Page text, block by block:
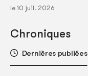
le 10 juil. 2026
Chroniques
Dernières publiées